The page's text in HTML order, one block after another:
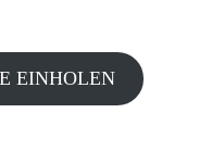
EINHOLEN